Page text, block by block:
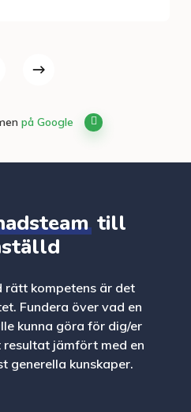
på Google
till
rätt kompetens är det
Fundera över vad en
kunna göra för dig/er
jämfört med en
generella kunskaper.